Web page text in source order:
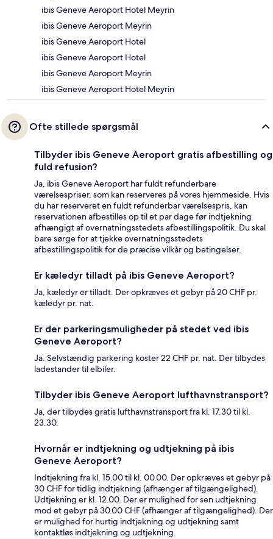
ibis Geneve Aeroport Hotel Meyrin
ibis Geneve Aeroport Meyrin
ibis Geneve Aeroport Hotel
ibis Geneve Aeroport Hotel
ibis Geneve Aeroport Meyrin
ibis Geneve Aeroport Hotel Meyrin
Ofte stillede spørgsmål
Tilbyder ibis Geneve Aeroport gratis afbestilling og
fuld refusion?
Ja, ibis Geneve Aeroport har fuldt refunderbare
værelsespriser, som kan reserveres på vores hjemmeside. Hvis
du har reserveret en fuldt refunderbar værelsespris, kan
reservationen afbestilles op til et par dage før indtjekning
afhængigt af overnatningsstedets afbestillingspolitik. Du skal
bare sørge for at tjekke overnatningsstedets
afbestillingspolitik for de præcise vilkår og betingelser.
Er kæledyr tilladt på ibis Geneve Aeroport?
Ja, kæledyr er tilladt. Der opkræves et gebyr på 20 CHF pr.
kæledyr pr. nat.
Er der parkeringsmuligheder på stedet ved ibis
Geneve Aeroport?
Ja. Selvstændig parkering koster 22 CHF pr. nat. Der tilbydes
ladestander til elbiler.
Tilbyder ibis Geneve Aeroport lufthavnstransport?
Ja, der tilbydes gratis lufthavnstransport fra kl. 17.30 til kl.
23.30.
Hvornår er indtjekning og udtjekning på ibis
Geneve Aeroport?
Indtjekning fra kl. 15.00 til kl. 00.00. Der opkræves et gebyr på
30 CHF for tidlig indtjekning (afhænger af tilgængelighed).
Udtjekning er kl. 12.00. Der er mulighed for sen udtjekning
mod et gebyr på 30.00 CHF (afhænger af tilgængelighed). Der
er mulighed for hurtig indtjekning og udtjekning samt
kontaktløs indtjekning og udtjekning.